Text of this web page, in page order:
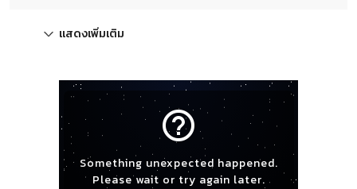
แสดงเพิ่มเติม
help_outline
Something unexpected happened.
Please wait or try again later.